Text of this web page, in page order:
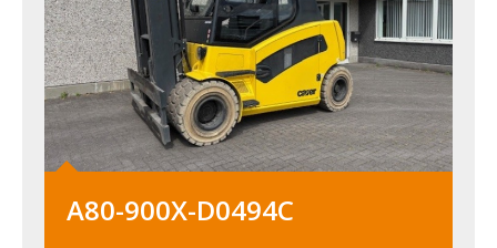
A80-900X-D0494C